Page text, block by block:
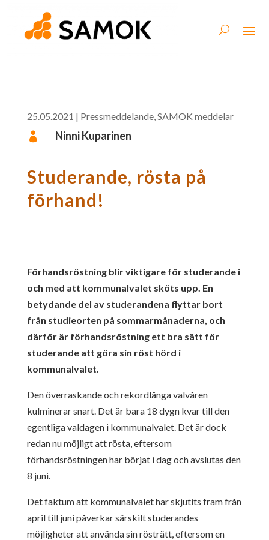
25.05.2021 | Pressmeddelande,SAMOK meddelar
 Ninni Kuparinen
Studerande, rösta på
förhand!
Förhandsröstning blir viktigare för studerande i
och med att kommunalvalet sköts upp. En
betydande del av studerandena flyttar bort
från studieorten på sommarmånaderna, och
därför är förhandsröstning ett bra sätt för
studerande att göra sin röst hörd i
kommunalvalet.
Den överraskande och rekordlånga valvåren
kulminerar snart. Det är bara 18 dygn kvar till den
egentliga valdagen i kommunalvalet. Det är dock
redan numöjligt att rösta, eftersom
förhandsröstningen har börjat i dag och avslutas den
8 juni.
Det faktum att kommunalvalet har skjutits fram från
april till juni påverkarsärskilt studerandes
möjligheter att använda sin rösträtt, eftersom en